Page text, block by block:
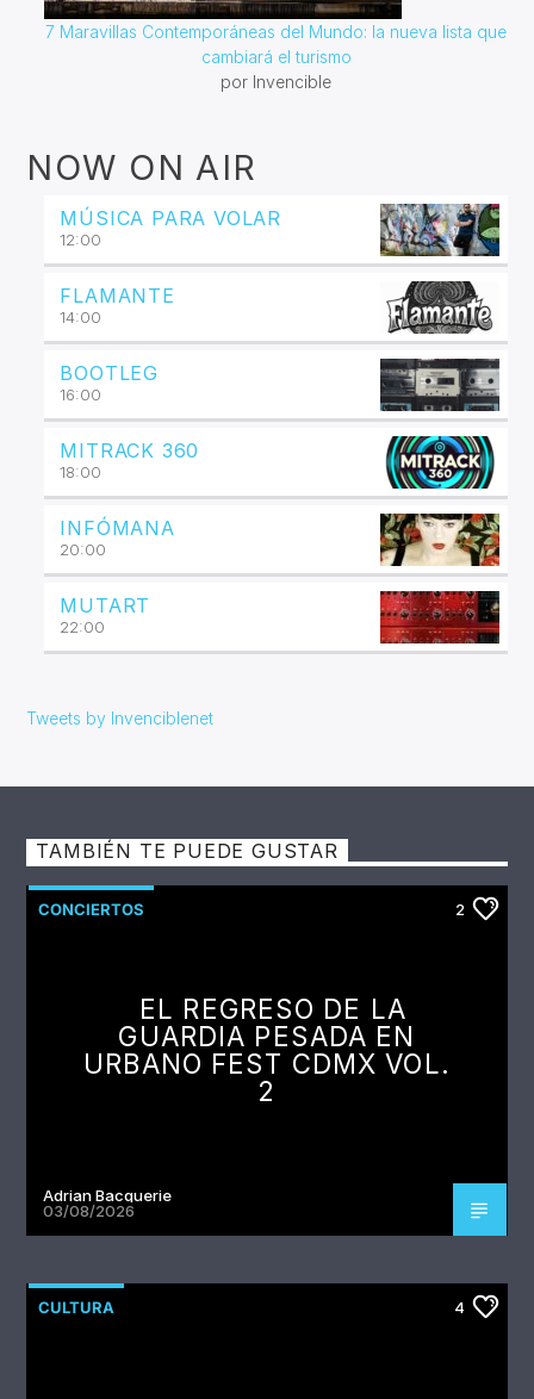
7 Maravillas Contemporáneas del Mundo: la nueva lista que
cambiará el turismo
por Invencible
NOW ON AIR
MÚSICA PARA VOLAR
12:00
FLAMANTE
14:00
BOOTLEG
16:00
MITRACK 360
18:00
INFÓMANA
20:00
MUTART
22:00
Tweets by Invenciblenet
TAMBIÉN TE PUEDE GUSTAR
CONCIERTOS 2
EL REGRESO DE LA
GUARDIA PESADA EN
URBANO FEST CDMX VOL.
2
Adrian Bacquerie
03/08/2026
CULTURA 4